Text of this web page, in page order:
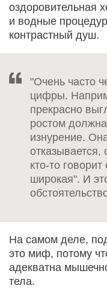
оздоровительная
и водные
контрастный душ.
"Очень часто
цифры.
прекрасно
ростом
изнурение.
кто-то
широкая". И
На самом деле,
это миф, потому
адекватна
тела.